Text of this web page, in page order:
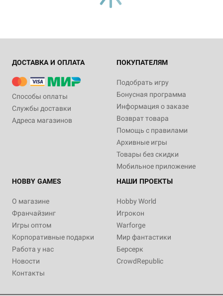
ДОСТАВКА И ОПЛАТА
Способы оплаты
Службы доставки
Адреса магазинов
ПОКУПАТЕЛЯМ
Подобрать игру
Бонусная программа
Информация о заказе
Возврат товара
Помощь с правилами
Архивные игры
Товары без скидки
Мобильное приложение
HOBBY GAMES
О магазине
Франчайзинг
Игры оптом
Корпоративные подарки
Работа у нас
Новости
Контакты
НАШИ ПРОЕКТЫ
Hobby World
Игрокон
Warforge
Мир фантастики
Берсерк
CrowdRepublic